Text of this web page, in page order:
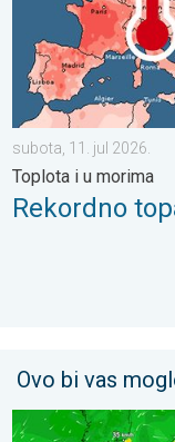
subota, 11. jul 2026.
Toplota i u morima
Rekordno
Ovo bi vas
Jug Japana se